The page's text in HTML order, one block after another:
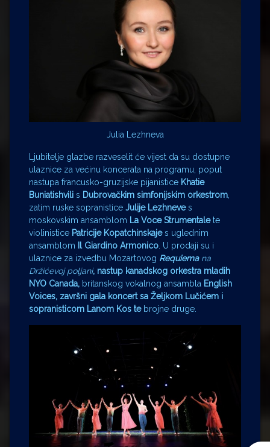
Julia Lezhneva
Ljubitelje glazbe razveselit će vijest da su dostupne
ulaznice za većinu koncerata na programu, poput
nastupa francusko-gruzijske pijanistice Khatie
Buniatishvili s Dubrovačkim simfonijskim orkestrom
zatim ruske sopranistice Julije Lezhneves
moskovskim ansamblom La Voce Strumentalete
violinistice Patricije Kopatchinskajes uglednim
ansamblom
Il Giardino Armonico . U prodaji su i
ulaznice za izvedbu Mozartovog Requiemana
Držićevoj poljani, nastup kanadskog orkestra mladih
NYO Canada, britanskog vokalnog ansambla English
Voices, završni gala koncert sa Željkom Lučićem i
sopranisticom Lanom Kos tebrojne druge.